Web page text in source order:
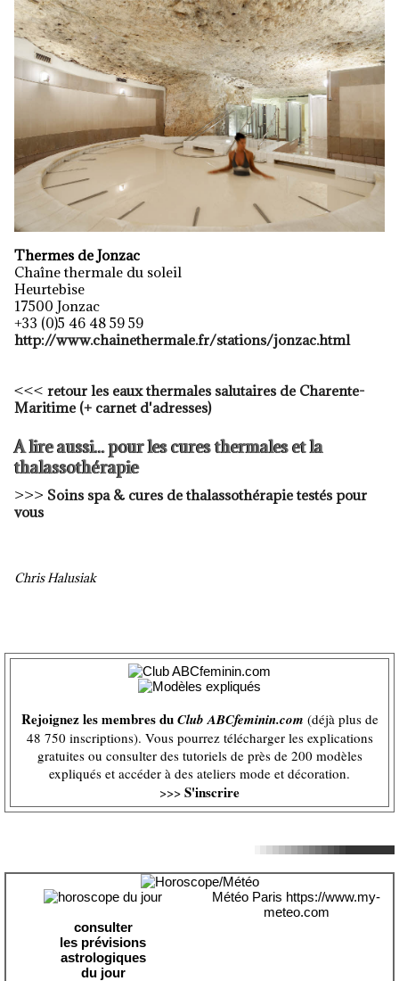
Thermes de Jonzac
Chaîne thermale du soleil
Heurtebise
17500 Jonzac
+33 (0)5 46 48 59 59
http://www.chainethermale.fr/stations/jonzac.html
<<< retour les eaux thermales salutaires de Charente-
Maritime (+ carnet d'adresses)
A lire aussi... pour les cures thermales et la
thalassothérapie
>>> Soins spa & cures de thalassothérapie testés pour
vous
Chris Halusiak
Rejoignez les membres duClub ABCfeminin.com (déjà plus de
48 750 inscriptions). Vous pourrez télécharger les explications
gratuites ou consulter des tutoriels de près de 200 modèles
expliqués et accéder à des ateliers mode et décoration.
>>> S'inscrire
consulter
les prévisions
astrologiques
du jour
Météo Paris https://www.my-
meteo.com